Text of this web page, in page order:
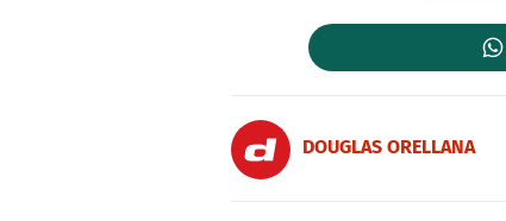
DOUGLAS ORELLANA